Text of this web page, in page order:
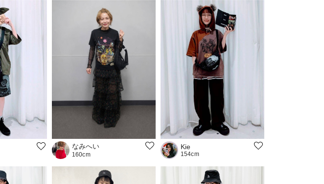
なみへい
160cm
Kie
154cm